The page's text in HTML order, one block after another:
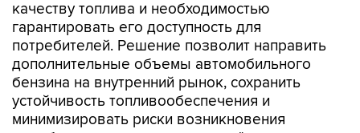
потребителей. Решение позволит направить
дополнительные объемы автомобильного
бензина на внутренний рынок, сохранить
устойчивость топливообеспечения и
минимизировать риски возникновения
перебоев с поставками топлива", -
подчеркивается в сообщении.